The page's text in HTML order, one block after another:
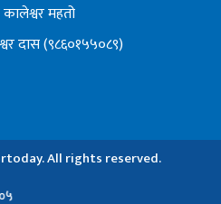
महतो
दास (९८६०१५५०८९)
All rights reserved.